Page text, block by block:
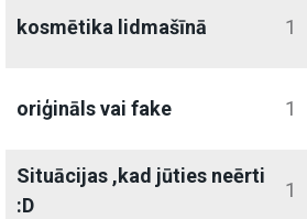
kosmētika lidmašīnā 1
oriģināls vai fake 1
Situācijas ,kad jūties neērti
:D
1